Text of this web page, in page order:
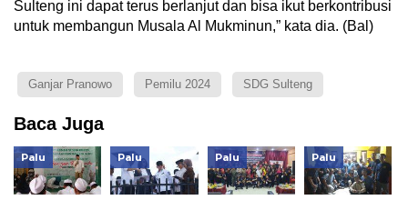
Sulteng ini dapat terus berlanjut dan bisa ikut berkontribusi
untuk membangun Musala Al Mukminun,” kata dia. (Bal)
Ganjar Pranowo Pemilu 2024 SDG Sulteng
Baca Juga
Palu Palu Palu Palu